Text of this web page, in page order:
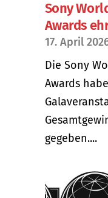
Sony
Awards
17. April
Die Sony
Awards
gegeben....